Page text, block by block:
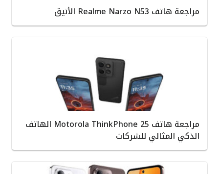
مراجعة هاتف Realme Narzo N53 الأنيق
مراجعة هاتف Motorola ThinkPhone 25 الهاتف
الذكي المثالي للشركات